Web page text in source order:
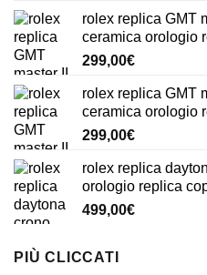
rolex replica GMT
ceramica orologio
299,00€
rolex replica GMT
ceramica orologio
299,00€
rolex replica
orologio replica
499,00€
PIÙ CLICCATI